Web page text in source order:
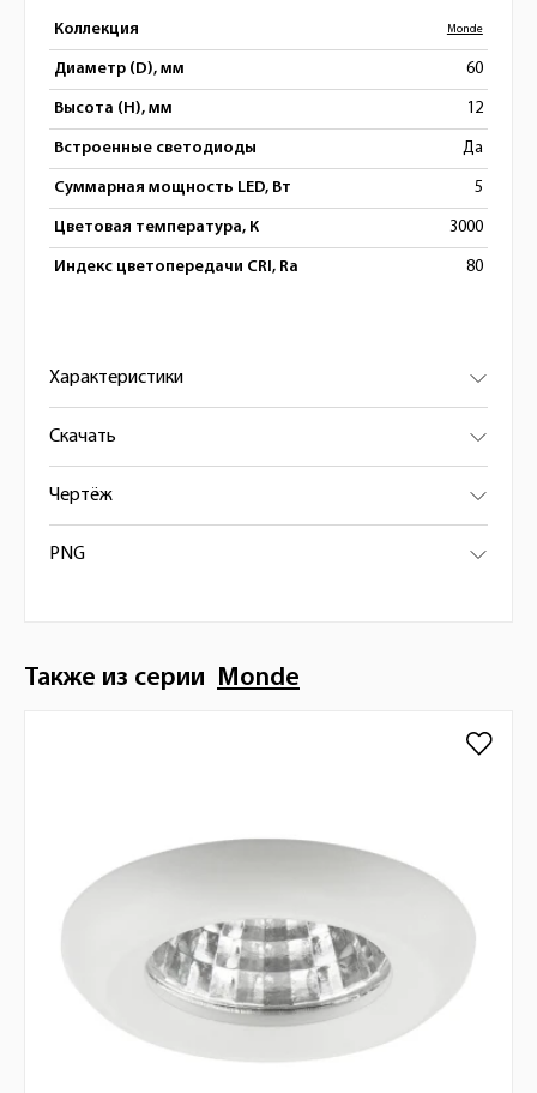
Коллекция Monde
Диаметр (D), мм 60
Высота (H), мм 12
Встроенные светодиоды Да
Суммарная мощность LED, Вт 5
Цветовая температура, К 3000
Индекс цветопередачи CRI, Ra 80
Характеристики
Скачать
Чертёж
PNG
Также из серии Monde